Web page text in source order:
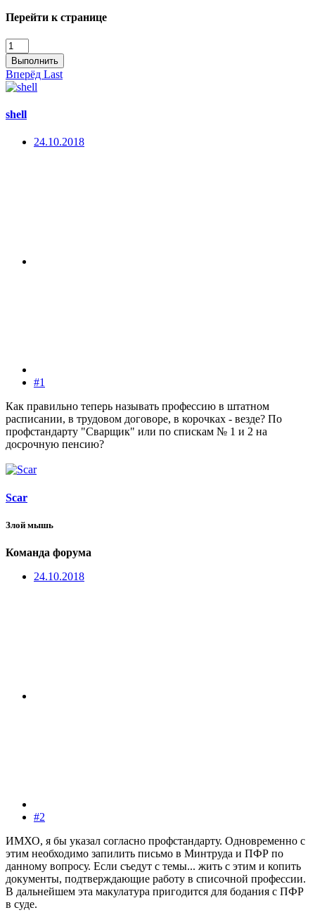
Перейти к странице
Выполнить
Вперёд Last
shell
24.10.2018
#1
Как правильно теперь называть профессию в штатном
расписании, в трудовом договоре, в корочках - везде? По
профстандарту "Сварщик" или по спискам № 1 и 2 на
досрочную пенсию?
Scar
Злой мышь
Команда форума
24.10.2018
#2
ИМХО, я бы указал согласно профстандарту. Одновременно с
этим необходимо запилить письмо в Минтруда и ПФР по
данному вопросу. Если съедут с темы... жить с этим и копить
документы, подтверждающие работу в списочной профессии.
В дальнейшем эта макулатура пригодится для бодания с ПФР
в суде.